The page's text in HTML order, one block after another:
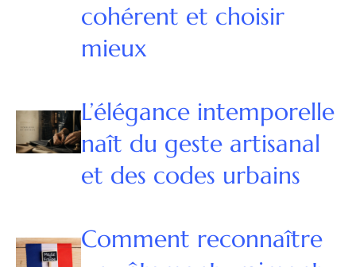
cohérent et choisir
mieux
L’élégance intemporelle
naît du geste artisanal
et des codes urbains
Comment reconnaître